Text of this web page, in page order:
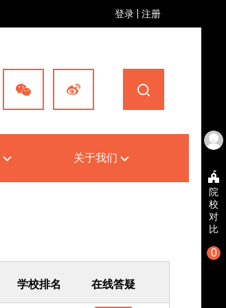
注册
登录
关于我们
学校排名 在线答疑
院
校
对
比
0